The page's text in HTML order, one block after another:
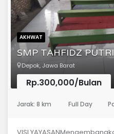
AKHWAT
SMP TAHFIDZ
Depok, Jawa Barat
Rp.300,000/Bulan
Jarak: 8 km Full Day